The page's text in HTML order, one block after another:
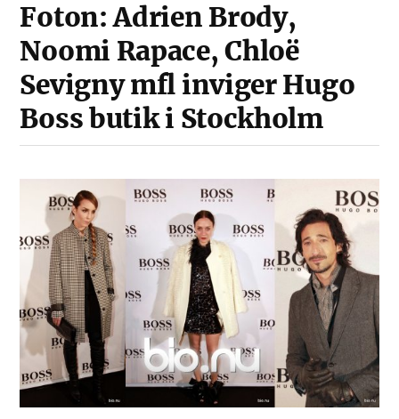
Foton: Adrien Brody,
Noomi Rapace, Chloë
Sevigny mfl inviger Hugo
Boss butik i Stockholm